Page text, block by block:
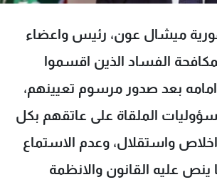
ميشال عون، رئيس واعضاء
الفساد الذين اقسموا
امامه بعد صدور مرسوم تعيينهم،
الملقاة على عاتقهم بكل
واستقلال، وعدم الاستماع
ينص عليه القانون والانظمة
وظائف
تواصل معنا
سياسة الخصوصية